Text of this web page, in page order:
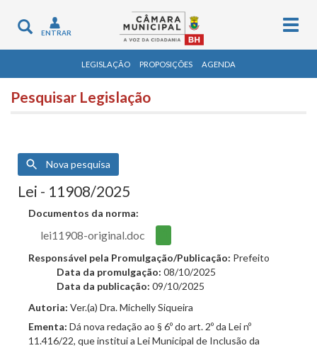
Toggle
navigation
ENTRAR
LEGISLAÇÃO PROPOSIÇÕES AGENDA
Pesquisar Legislação
Nova pesquisa
Lei - 11908/2025
Documentos da norma:
lei11908-original.doc
Responsável pela Promulgação/Publicação: Prefeito
Data da promulgação: 08/10/2025
Data da publicação: 09/10/2025
Autoria: Ver.(a) Dra. Michelly Siqueira
Ementa: Dá nova redação ao § 6º do art. 2º da Lei nº
11.416/22, que institui a Lei Municipal de Inclusão da